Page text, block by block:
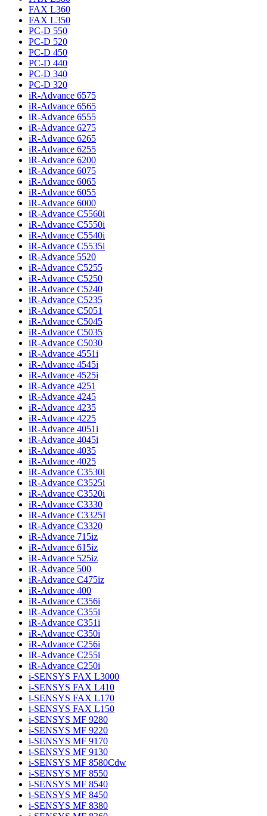
FAX L360
FAX L350
PC-D 550
PC-D 520
PC-D 450
PC-D 440
PC-D 340
PC-D 320
iR-Advance 6575
iR-Advance 6565
iR-Advance 6555
iR-Advance 6275
iR-Advance 6265
iR-Advance 6255
iR-Advance 6200
iR-Advance 6075
iR-Advance 6065
iR-Advance 6055
iR-Advance 6000
iR-Advance C5560i
iR-Advance C5550i
iR-Advance C5540i
iR-Advance C5535i
iR-Advance 5520
iR-Advance C5255
iR-Advance C5250
iR-Advance C5240
iR-Advance C5235
iR-Advance C5051
iR-Advance C5045
iR-Advance C5035
iR-Advance C5030
iR-Advance 4551i
iR-Advance 4545i
iR-Advance 4525i
iR-Advance 4251
iR-Advance 4245
iR-Advance 4235
iR-Advance 4225
iR-Advance 4051i
iR-Advance 4045i
iR-Advance 4035
iR-Advance 4025
iR-Advance C3530i
iR-Advance C3525i
iR-Advance C3520i
iR-Advance C3330
iR-Advance C3325I
iR-Advance C3320
iR-Advance 715iz
iR-Advance 615iz
iR-Advance 525iz
iR-Advance 500
iR-Advance C475iz
iR-Advance 400
iR-Advance C356i
iR-Advance C355i
iR-Advance C351i
iR-Advance C350i
iR-Advance C256i
iR-Advance C255i
iR-Advance C250i
i-SENSYS FAX L3000
i-SENSYS FAX L410
i-SENSYS FAX L170
i-SENSYS FAX L150
i-SENSYS MF 9280
i-SENSYS MF 9220
i-SENSYS MF 9170
i-SENSYS MF 9130
i-SENSYS MF 8580Cdw
i-SENSYS MF 8550
i-SENSYS MF 8540
i-SENSYS MF 8450
i-SENSYS MF 8380